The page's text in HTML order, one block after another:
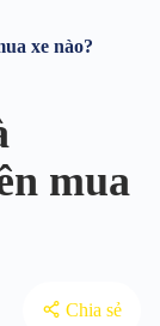
xe nào?
mua
Chia sẻ